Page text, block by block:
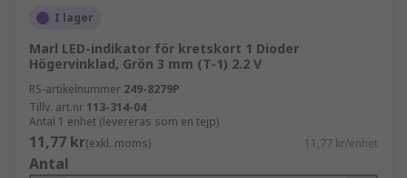
I lager
Marl LED-indikator för kretskort 1 Dioder
Högervinklad, Grön 3 mm (T-1) 2.2 V
RS-artikelnummer 249-8279P
Tillv. art.nr 113-314-04
Antal 1 enhet (levereras som en tejp)
11,77 kr(exkl. moms) 11,77 kr/enhet
Antal